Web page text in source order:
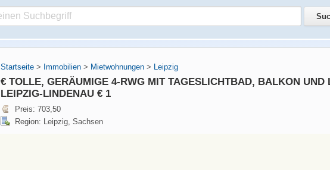
Startseite > Immobilien > Mietwohnungen > Leipzig
€ TOLLE, GERÄUMIGE 4-RWG MIT TAGESLICHTBAD, BALKON UND
LEIPZIG-LINDENAU € 1
Preis: 703,50
Region: Leipzig, Sachsen